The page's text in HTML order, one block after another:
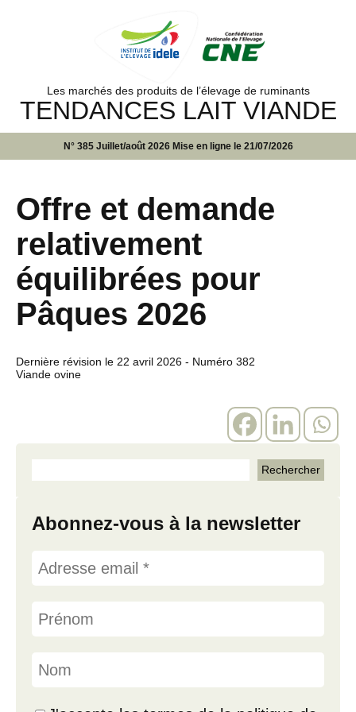
Les marchés des produits de l’élevage de ruminants
TENDANCES LAIT VIANDE
N° 385 Juillet/août 2026 Mise en ligne le 21/07/2026
Offre et demande
relativement
équilibrées pour
Pâques 2026
Dernière révision le 22 avril 2026 - Numéro 382
Viande ovine
Abonnez-vous à la newsletter